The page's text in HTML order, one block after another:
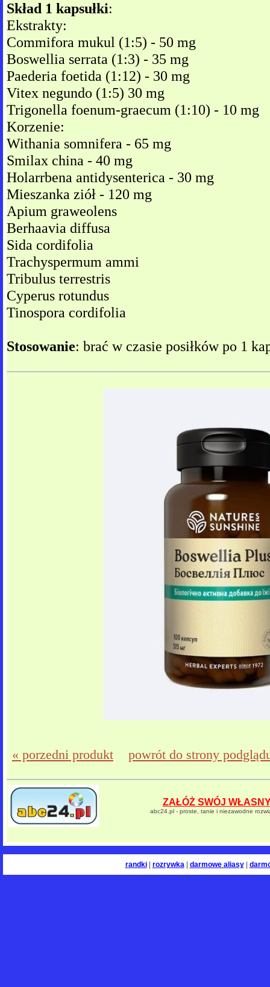
Skład 1 kapsułki:
Ekstrakty:
Commifora mukul (1:5) - 50 mg
Boswellia serrata (1:3) - 35 mg
Paederia foetida (1:12) - 30 mg
Vitex negundo (1:5) 30 mg
Trigonella foenum-graecum (1:10) - 10 mg
Korzenie:
Withania somnifera - 65 mg
Smilax china - 40 mg
Holarrbena antidysenterica - 30 mg
Mieszanka ziół - 120 mg
Apium graweolens
Berhaavia diffusa
Sida cordifolia
Trachyspermum ammi
Tribulus terrestris
Cyperus rotundus
Tinospora cordifolia
Stosowanie: brać w czasie posiłków po 1
« porzedni produkt powrót do strony
ZAŁÓŻ SWÓJ
abc24.pl - proste, tanie i niezawodne
randki| rozrywka| darmowe aliasy|